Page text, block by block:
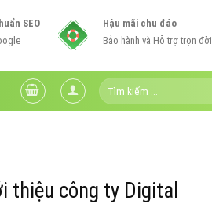
SEO
Hậu mãi chu đáo
Bảo hành và Hỗ trợ trọn đời
Tìm
kiếm:
thiệu công ty Digital